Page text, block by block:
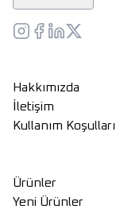
Hakkımızda
İletişim
Kullanım Koşulları
Ürünler
Yeni Ürünler